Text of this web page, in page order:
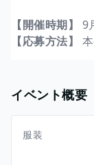
【開催時期】
9
【応募方法】
イベント概要
服装